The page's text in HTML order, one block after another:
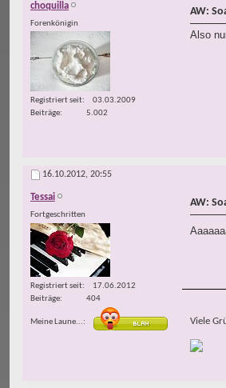
choquilla
Forenkönigin
Registriert seit
03.03.2009
Beiträge
5.002
AW:
Also
16.10.2012, 20:55
Tessai
Fortgeschritten
Registriert seit
17.06.2012
Beiträge
404
Meine Laune...
AW:
Viele